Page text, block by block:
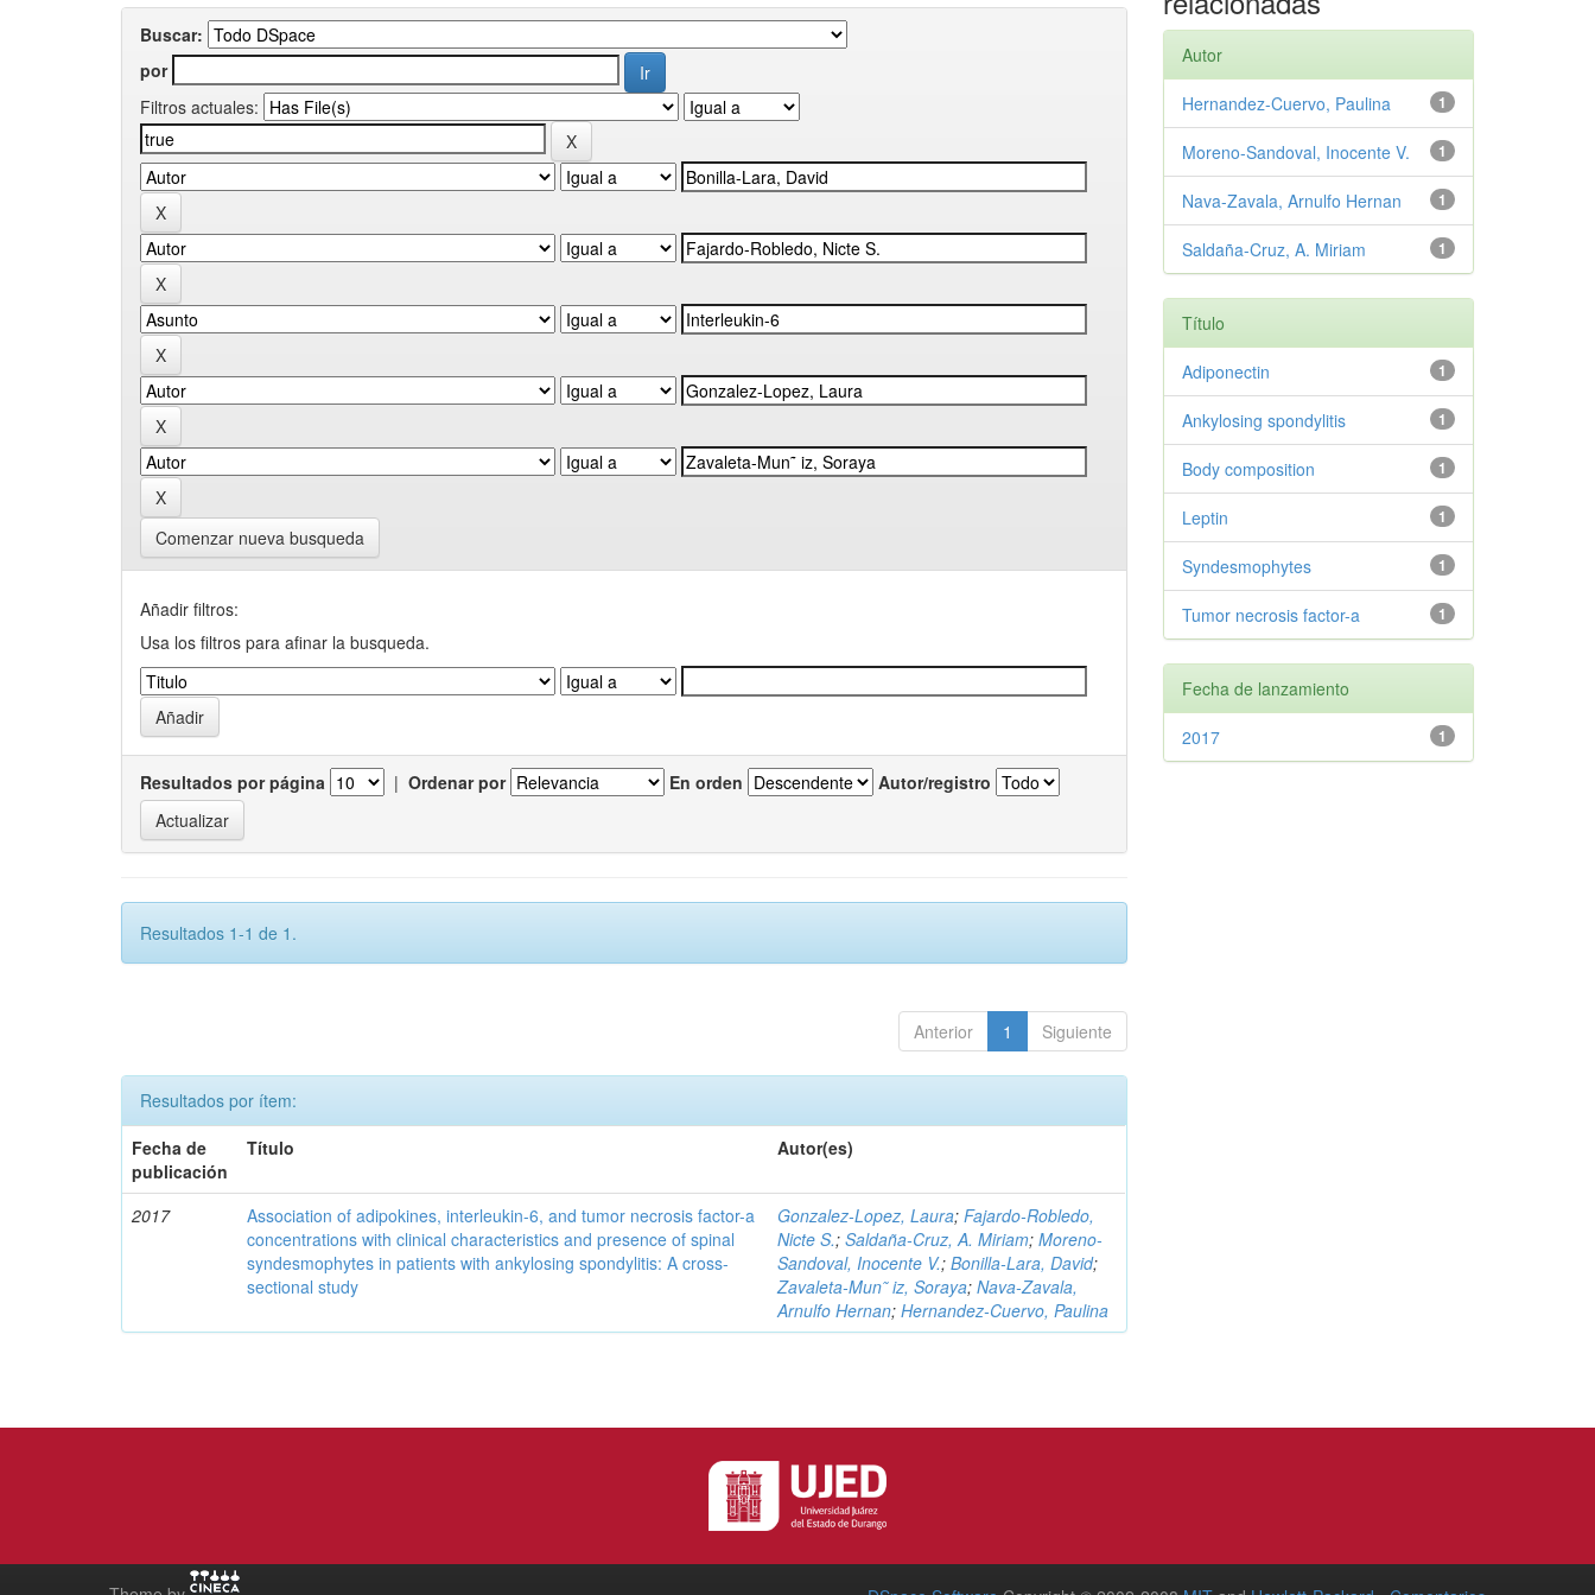
Buscar:
por
Filtros actuales:
Comenzar nueva busqueda
Añadir filtros:
Usa los filtros para afinar la busqueda.
Resultados por página | Ordenar por En orden Autor/registro
Resultados 1-1 de 1.
Anterior 1 Siguiente
Resultados por ítem:
Fecha de
publicación
Título Autor(es)
2017
Association of adipokines, interleukin-6, and tumor necrosis factor-a
concentrations with clinical characteristics and presence of spinal
syndesmophytes in patients with ankylosing spondylitis: A cross-
sectional study
Gonzalez-Lopez, Laura;Fajardo-Robledo,
Nicte S.;Saldaña-Cruz, A. Miriam;Moreno-
Sandoval, Inocente V.;Bonilla-Lara, David;
Zavaleta-Mun˜ iz, Soraya;Nava-Zavala,
Arnulfo Hernan;Hernandez-Cuervo, Paulina
Autor
1
Hernandez-Cuervo, Paulina
1
Moreno-Sandoval, Inocente V.
1
Nava-Zavala, Arnulfo Hernan
1
Saldaña-Cruz, A. Miriam
Título
1
Adiponectin
1
Ankylosing spondylitis
1
Body composition
1
Leptin
1
Syndesmophytes
1
Tumor necrosis factor-a
Fecha de lanzamiento
1
2017